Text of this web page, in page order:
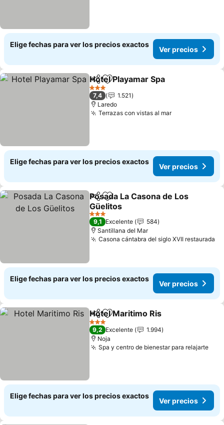
Elige fechas para ver los precios exactos
Ver precios
CompartirAgregar a favoritos
Hotel Playamar Spa
3 Estrellas
7,4
1.521
Laredo
Terrazas con vistas al mar
Elige fechas para ver los precios exactos
Ver precios
CompartirAgregar a favoritos
Posada La Casona de Los
Güelitos
3 Estrellas
9,1 Excelente
584
Santillana del Mar
Casona cántabra del siglo XVII restaurada
Elige fechas para ver los precios exactos
Ver precios
CompartirAgregar a favoritos
Hotel Maritimo Ris
3 Estrellas
9,2 Excelente
1.994
Noja
Spa y centro de bienestar para relajarte
Elige fechas para ver los precios exactos
Ver precios